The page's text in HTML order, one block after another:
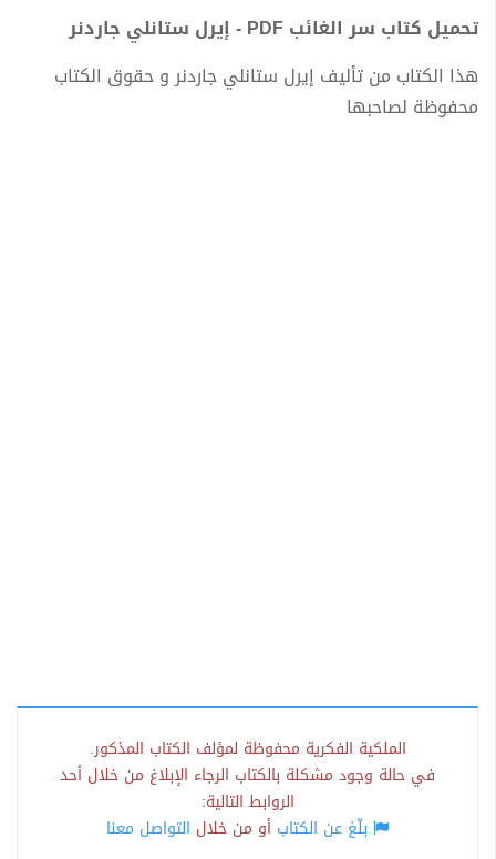
تحميل كتاب سر الغائب PDF - إيرل ستانلي جاردنر
هذا الكتاب من تأليف إيرل ستانلي جاردنر و حقوق الكتاب
محفوظة لصاحبها
الملكية الفكرية محفوظة لمؤلف الكتاب المذكور.
في حالة وجود مشكلة بالكتاب الرجاء الإبلاغ من خلال أحد
الروابط التالية:
بلّغ عن الكتاب أو من خلال التواصل معنا